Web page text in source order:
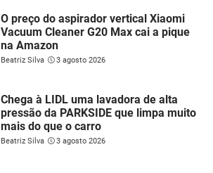
O preço do aspirador vertical Xiaomi
Vacuum Cleaner G20 Max cai a pique
na Amazon
Beatriz Silva 3 agosto 2026
Chega à LIDL uma lavadora de alta
pressão da PARKSIDE que limpa muito
mais do que o carro
Beatriz Silva 3 agosto 2026